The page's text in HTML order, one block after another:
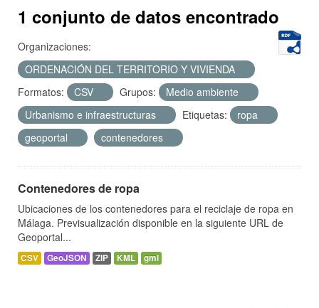
Acerca de
1 conjunto de datos encontrado
Organizaciones:
ORDENACIÓN DEL TERRITORIO Y VIVIENDA
Formatos:
CSV Grupos:
Medio ambiente
Urbanismo e infraestructuras
Etiquetas:
ropa
geoportal
contenedores
Contenedores de ropa
Ubicaciones de los contenedores para el reciclaje de ropa en
Málaga. Previsualización disponible en la siguiente URL de
Geoportal...
CSV GeoJSON ZIP KML gml